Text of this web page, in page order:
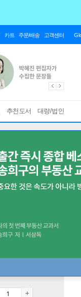
카트 주문/배송 고객센터
추천도서 대량/법인